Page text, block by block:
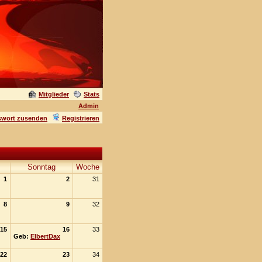
Mitglieder
Stats
Admin
zusenden Registrieren
Sonntag Woche
1 2 31
8 9 32
15
16
Geb: ElbertDax
33
22 23 34